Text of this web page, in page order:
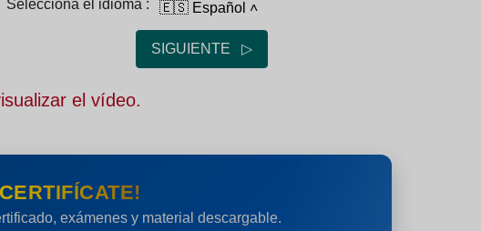
Selecciona el idioma : 🇪🇸 Español ˄
SIGUIENTE ▷
el vídeo.
exámenes y material descargable.